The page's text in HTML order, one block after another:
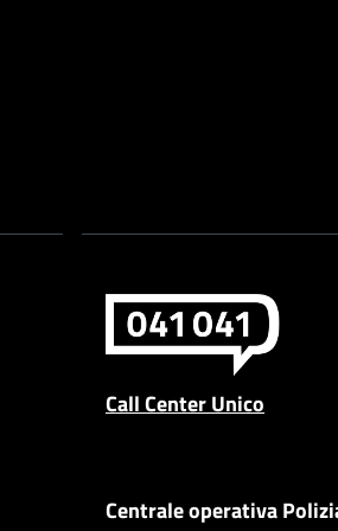
Call Center Unico
Centrale operativa